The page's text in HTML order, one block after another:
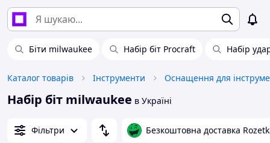
Біти milwaukee Набір біт Procraft Набір
Каталог товарів Інструменти Оснащення для
Набір біт milwaukee в Україні
Фільтри Безкоштовна доставка